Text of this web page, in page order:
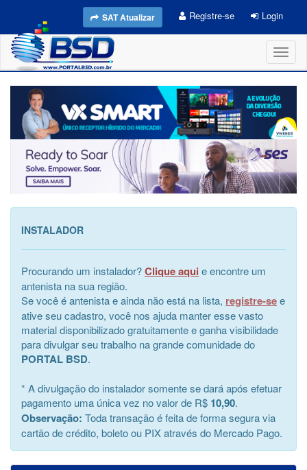
SAT Atualizar Registre-se Login
INSTALADOR
Procurando um instalador?Clique aqui e encontre um
antenista na sua região.
Se você é antenista e ainda não está na lista, registre-see
ative seu cadastro, você nos ajuda manter esse vasto
material disponibilizado gratuitamente e ganha visibilidade
para divulgar seu trabalho na grande comunidade do
PORTAL BSD.
* A divulgação do instalador somente se dará após efetuar
pagamento uma única vez no valor de R$ 10,90.
Observação: Toda transação é feita de forma segura via
cartão de crédito, boleto ou PIX através do Mercado Pago.